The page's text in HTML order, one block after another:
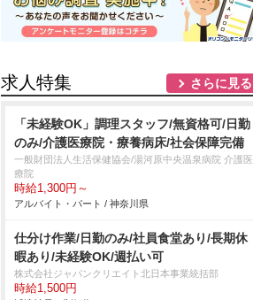
求人特集 さらに見る
「未経験OK」調理スタッフ/無資格可/日勤
のみ/介護医療院・療養病床/社会保障完備
一般財団法人生活保健協会/湯河原中央温泉病院 介護医
療院
時給1,300円～
アルバイト・パート / 神奈川県
仕分け作業/日勤のみ/社員食堂あり/長期休
暇あり/未経験OK/週払い可
株式会社ジャパンクリエイト北日本事業統括部
時給1,500円